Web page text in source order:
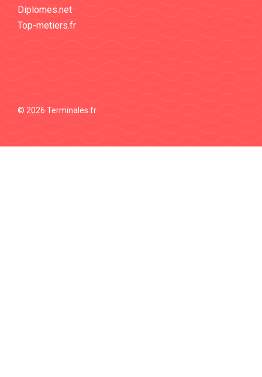
Diplomes.net
Top-metiers.fr
© 2026 Terminales.fr